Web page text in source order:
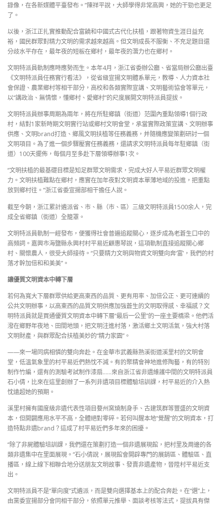
錄像，在各新媒體平臺發布。”陳祥平說，大師學得非常高興，她的干勁也更足
了。
以後，浙江正扎實推動配合富饒和中國式古代化扶植，跟著物資生涯日益充
裕，國民群眾對精力文明的需求越來越高。但文明成長不服衡、不充足題目還
分歧水平存在，最年夜的短板在鄉村，最年夜的潛力也在鄉村。
文明特派員軌制應時應勢而生。本年4月，浙江省委辦公廳、省當局辦公廳出臺
《文明特派員任務實行看法》，從省級宣揚文明體系單元，教導、人力資本社
會保證、農業鄉村等相干部分，高校和各類實際宣講、文明藝術協會等單元，
以“講政治、無情懷，懂鄉村、愛鄉村”的尺度展開文明特派員提拔。
文明特派員辦事周期為兩年，將在所駐鄉鎮（街道）范圍內重點領導1個行政
村，結對1家新時期文明實行站或鄉村文明會堂，承當實際政策宣講、文明辦事
供應、文明brand打造、鄉風文明扶植等任務義務，并隨機應變策劃研討一個
文明項目。為了進一個步驟壓實任務義務，還請求文明特派員每年駐鄉鎮（街
道）100天擺佈，每個月至多赴下層領導辦事1次。
“文明扶植的最基礎目標是知足群眾文明需求，完成大好人平易近群眾文明權
力。文明扶植難點在鄉村，應實在加年夜對文明資本單薄地域的投進，把重點
放到鄉村往。”浙江省委宣揚部相干擔任人說。
截至今朝，浙江累計遴派省、市、縣（市、區）三級文明特派員1500余人，完
成全省鄉鎮（街道）全籠罩。
文明特派員軌制一經發布，便獲得社會普遍追蹤關心，逐步成為老蒼生口中的
高頻詞。嘉興市海鹽縣永興村村平易近顧惠琴說，這項軌制直接追蹤關心鄉
村、關懷農人，很受大師接待。“只要精力文明與物資文明雙向奔‘富’，我們的村
落才幹加倍和和美美”。
讓優質文明資本中轉下層
若何為寬大下層群眾供給更高東西的品質、更有用率、加倍公正、更可連續的
公共文明辦事，以高東西的品質文明供應加強蒼生的文明取得感、幸福感？文
明特派員就是買通優質文明資本中轉下層“最后一公里”的一座主要橋梁。他們活
潑在鄉野年夜地、田間地頭，把文明注進村落，激活鄉土文明活氣，強大村落
文明財產，與群眾配合扶植美妙的“精力家園”。
——來一場同病相憐的雙向奔赴。在金華市武義縣熟溪街道溪里村的文明會
堂，低溫氣象里的村平易近們熱忱不減。有的聚精會神地進修陶藝，有的特別
制作竹編，還有的測驗考試制作漆扇……來自浙江省非遺維護中間的文明特派員
石小倩，比來在這里創辦了一系列非遺項目標體驗培訓課，村平易近的介入熱
忱遠超她的預期。
溪里村擁有國度級非遺代表性項目婺州窯燒制身手、古建筑群等豐盛的文明資
本，但開闢應用水平不高，全體絕對零碎。若何叫醒本地“覺醒”的文明資本，打
造特點非遺brand？這成了村平易近們多年來的困擾。
“除了非屍體驗培訓課，我們還在策劃打造一個非遺展現館，把村里及周邊的各
類非遺集中在里面展現。”石小倩說，展現館會開辟專門的展銷區、體驗區、直
播區，線上線下相聯合地分送朋友文明故事、發賣非遺產物，晉陞村平易近支
出。
文明特派員不是“單向度”式遴派，而是雙向選擇基本上的配合奔赴。在“選”上，
由黨委宣揚部分會同相干部分，依照單元推舉、面談考核等法式，提拔具有傑